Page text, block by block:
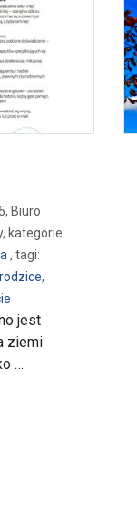
Biuro
kategorie:
, tagi:
,
jest
ziemi
…